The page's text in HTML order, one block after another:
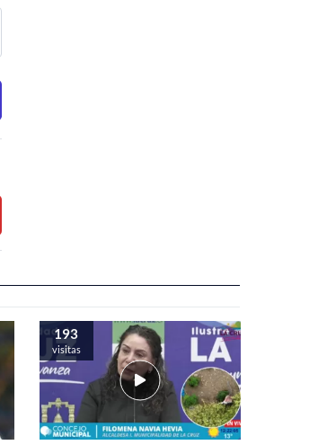
193
visitas